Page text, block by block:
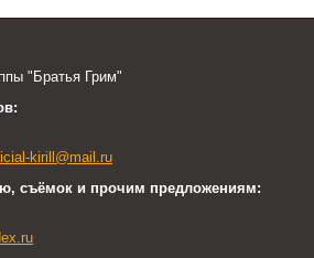
"Братья Грим"
kirill@mail.ru
съёмок и прочим предложениям: